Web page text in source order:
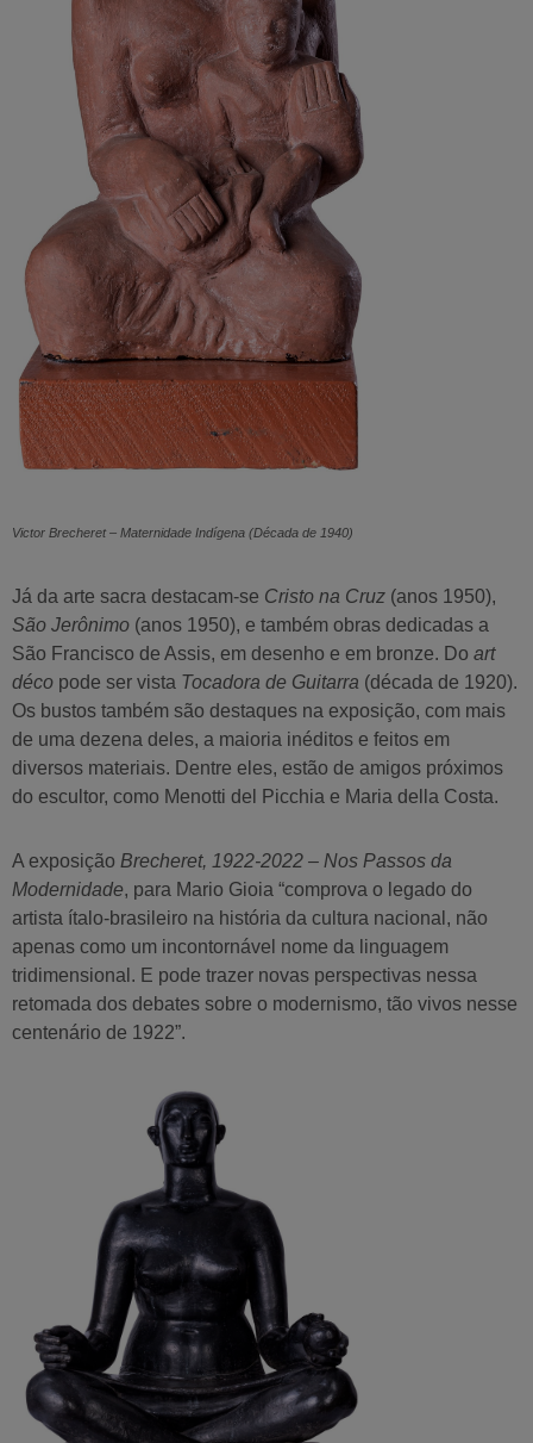
Victor Brecheret – Maternidade Indígena (Década de 1940)
Já da arte sacra destacam-se Cristo na Cruz (anos 1950),
São Jerônimo (anos 1950), e também obras dedicadas a
São Francisco de Assis, em desenho e em bronze. Do art
déco pode ser vista Tocadora de Guitarra (década de 1920).
Os bustos também são destaques na exposição, com mais
de uma dezena deles, a maioria inéditos e feitos em
diversos materiais. Dentre eles, estão de amigos próximos
do escultor, como Menotti del Picchia e Maria della Costa.
A exposição Brecheret, 1922-2022 – Nos Passos da
Modernidade, para Mario Gioia “comprova o legado do
artista ítalo-brasileiro na história da cultura nacional, não
apenas como um incontornável nome da linguagem
tridimensional. E pode trazer novas perspectivas nessa
retomada dos debates sobre o modernismo, tão vivos nesse
centenário de 1922”.